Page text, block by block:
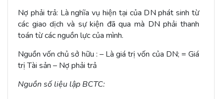
Nợ phải trả: Là nghĩa vụ hiện tại của DN phát sinh từ
các giao dịch và sự kiện đã qua mà DN phải thanh
toán từ các nguồn lực của mình.
Nguồn vốn chủ sở hữu : – Là giá trị vốn của DN; = Giá
trị Tài sản – Nợ phải trả
Nguồn số liệu lập BCTC: